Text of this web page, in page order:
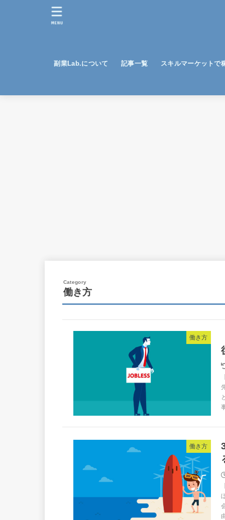
副業Lab.について 記事一覧 スキルマーケットで
MENU
働き方
働き方
働き方